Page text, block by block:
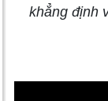
khẳng định